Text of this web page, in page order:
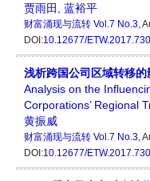
贾雨田
蓝裕平
财富涌现与流转 Vol.7 No.3,
DOI:10.12677/
浅析跨国公司区域转移的
Analysis on the
Corporations’ Regional
黄振威
财富涌现与流转 Vol.7 No.3,
DOI:10.12677/